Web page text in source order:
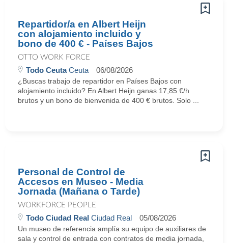
Repartidor/a en Albert Heijn
con alojamiento incluido y
bono de 400 € - Países Bajos
OTTO WORK FORCE
Todo CeutaCeuta 06/08/2026
¿Buscas trabajo de repartidor en Países Bajos con
alojamiento incluido? En Albert Heijn ganas 17,85 €/h
brutos y un bono de bienvenida de 400 € brutos. Solo ...
Personal de Control de
Accesos en Museo - Media
Jornada (Mañana o Tarde)
WORKFORCE PEOPLE
Todo Ciudad Real Ciudad Real 05/08/2026
Un museo de referencia amplía su equipo de auxiliares de
sala y control de entrada con contratos de media jornada,